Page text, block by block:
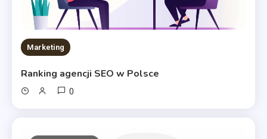
Marketing
Ranking agencji SEO w Polsce
0